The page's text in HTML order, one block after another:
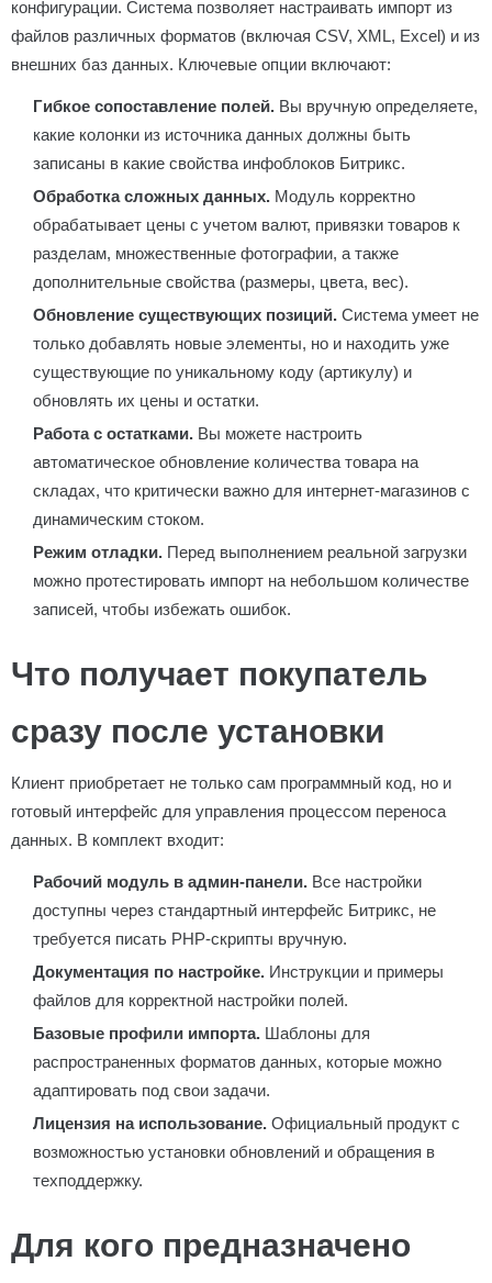
конфигурации. Система позволяет настраивать импорт из
файлов различных форматов (включая CSV, XML, Excel) и из
внешних баз данных. Ключевые опции включают:
Гибкое сопоставление полей. Вы вручную определяете,
какие колонки из источника данных должны быть
записаны в какие свойства инфоблоков Битрикс.
Обработка сложных данных. Модуль корректно
обрабатывает цены с учетом валют, привязки товаров к
разделам, множественные фотографии, а также
дополнительные свойства (размеры, цвета, вес).
Обновление существующих позиций. Система умеет не
только добавлять новые элементы, но и находить уже
существующие по уникальному коду (артикулу) и
обновлять их цены и остатки.
Работа с остатками. Вы можете настроить
автоматическое обновление количества товара на
складах, что критически важно для интернет-магазинов с
динамическим стоком.
Режим отладки. Перед выполнением реальной загрузки
можно протестировать импорт на небольшом количестве
записей, чтобы избежать ошибок.
Что получает покупатель
сразу после установки
Клиент приобретает не только сам программный код, но и
готовый интерфейс для управления процессом переноса
данных. В комплект входит:
Рабочий модуль в админ-панели. Все настройки
доступны через стандартный интерфейс Битрикс, не
требуется писать PHP-скрипты вручную.
Документация по настройке. Инструкции и примеры
файлов для корректной настройки полей.
Базовые профили импорта. Шаблоны для
распространенных форматов данных, которые можно
адаптировать под свои задачи.
Лицензия на использование. Официальный продукт с
возможностью установки обновлений и обращения в
техподдержку.
Для кого предназначено